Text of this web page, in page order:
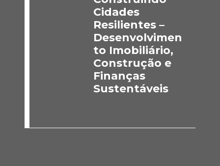
Cidades
Resilientes –
Desenvolvimen
to Imobiliário,
Construção e
Finanças
Sustentáveis